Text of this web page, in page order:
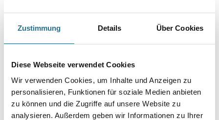
Zustimmung Details Über Cookies
Diese Webseite verwendet Cookies
Wir verwenden Cookies, um Inhalte und Anzeigen zu
personalisieren, Funktionen für soziale Medien anbieten
zu können und die Zugriffe auf unsere Website zu
analysieren. Außerdem geben wir Informationen zu Ihrer
Bitte beachten Sie, dass die langanhaltende Klebeleistung nur
glatten Oberfläche befestigt wird, die frei von Fett, Staub und Schmutz ist.
gründlich mit einem herkömmlichen Reinigungsmittel säubern und ihn
Abperleffekt können die Klebekraft beeinträchtigen). Außerdem sollten
der leistungsfähigen Klebeschicht, insbesondere von empfindlichen
Oberflächen (z.B. Glastüren), nicht rückstandslos entfernt
werden kann. Für die Montage benötigen Sie: Maßband, Handsäge, Zange
und Bleistift.